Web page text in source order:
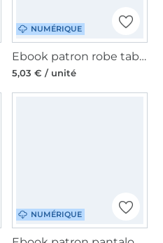
NUMÉRIQUE
Ebook patron robe tablier femme ITO Sew Simple, en allemand
5,03 € / unité
NUMÉRIQUE